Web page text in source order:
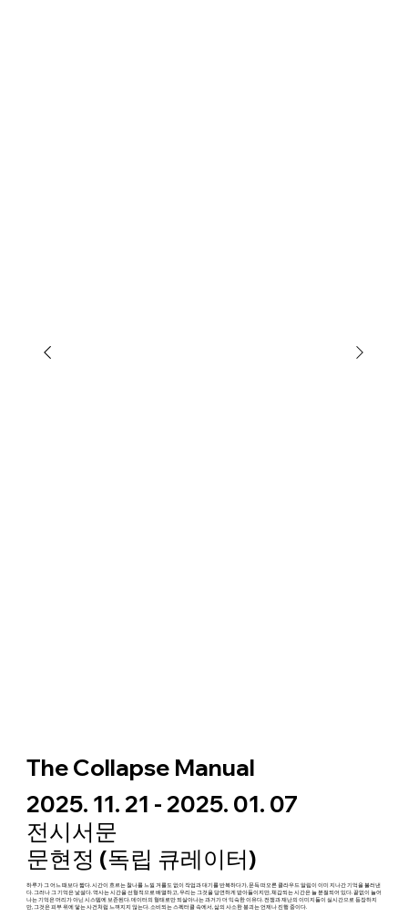
The Collapse Manual
2025. 11. 21 - 2025. 01. 07
전시서문
문현정 (독립 큐레이터)
하루가 그 어느 때보다 짧다. 시간이 흐르는 찰나를 느낄 겨를도 없이 작업과 대기를 반복하다가, 문득 떠오른 클라우드 알림이 이미 지나간 기억을 불러낸
다. 그러나 그 기억은 낯설다. 역사는 시간을 선형적으로 배열하고, 우리는 그것을 당연하게 받아들이지만, 체감되는 시간은 늘 분절되어 있다. 끝없이 늘어
나는 기억은 머리가 아닌 시스템에 보존된다. 데이터의 형태로만 되살아나는 과거가 더 익숙한 이유다. 전쟁과 재난의 이미지들이 실시간으로 등장하지
만, 그것은 피부 위에 닿는 사건처럼 느껴지지 않는다. 소비되는 스펙터클 속에서, 삶의 사소한 붕괴는 언제나 진행 중이다.